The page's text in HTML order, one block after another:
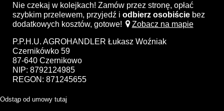
Nie czekaj w kolejkach! Zamów przez stronę, opłać
szybkim przelewem, przyjedź i odbierz osobiście bez
dodatkowych kosztów, gotowe!
Zobacz na mapie
P.P.H.U. AGROHANDLER Łukasz Woźniak
Czernikówko 59
87-640 Czernikowo
NIP: 8792124985
REGON: 871245655
Odstąp od umowy tutaj